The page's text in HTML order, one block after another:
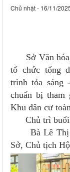
Chủ nhật - 16/11/
Sở Văn hóa,
tổ chức tổng
trình tỏa sáng
chuẩn bị tham
Khu dân cư
Chủ trì buổi
Bà Lê Thị
Sở, Chủ tịch